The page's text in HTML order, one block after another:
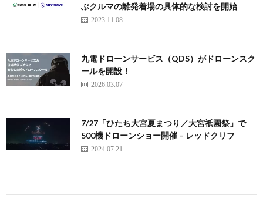
ぶクルマの離発着場の具体的な検討を開始
2023.11.08
九電ドローンサービス（QDS）がドローンスク
ールを開設！
2026.03.07
7/27「ひたち大宮夏まつり／大宮祇園祭」で
500機ドローンショー開催 – レッドクリフ
2024.07.21